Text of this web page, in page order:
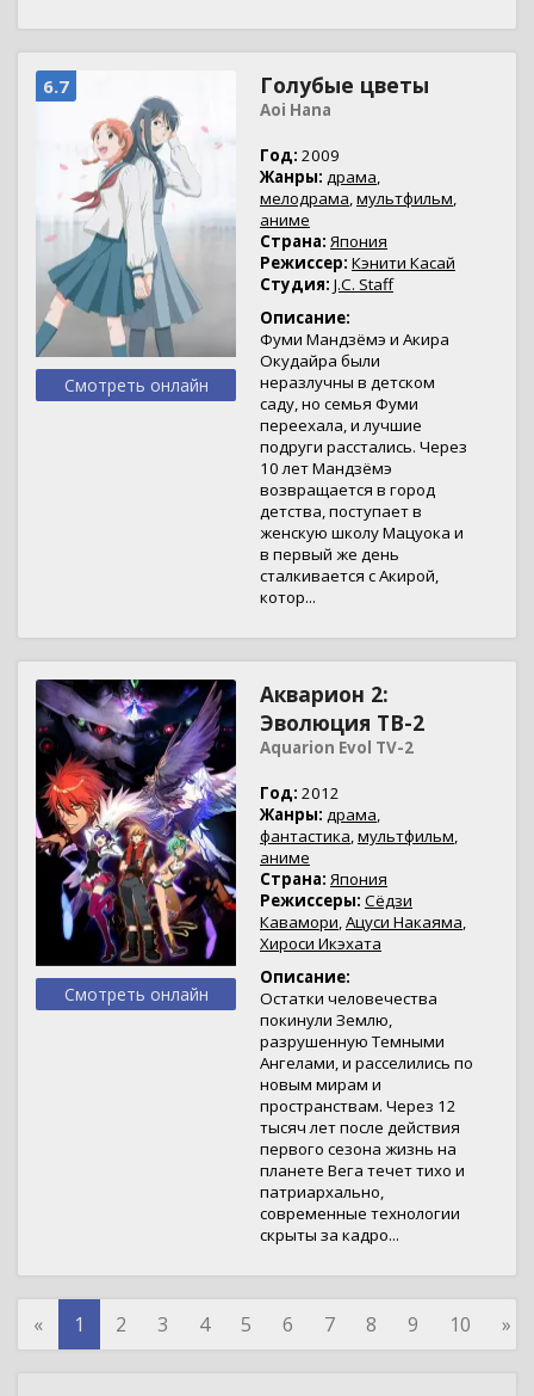
6.7
Смотреть онлайн
Голубые цветы
Aoi Hana
Год: 2009
Жанры: драма,
мелодрама,мультфильм,
аниме
Страна: Япония
Режиссер: Кэнити Касай
Студия: J.C. Staff
Описание:
Фуми Мандзёмэ и Акира
Окудайра были
неразлучны в детском
саду, но семья Фуми
переехала, и лучшие
подруги расстались. Через
10 лет Мандзёмэ
возвращается в город
детства, поступает в
женскую школу Мацуока и
в первый же день
сталкивается с Акирой,
котор...
Смотреть онлайн
Акварион 2:
Эволюция ТВ-2
Aquarion Evol TV-2
Год: 2012
Жанры: драма,
фантастика,мультфильм,
аниме
Страна: Япония
Режиссеры: Сёдзи
Кавамори,Ацуси Накаяма,
Хироси Икэхата
Описание:
Остатки человечества
покинули Землю,
разрушенную Темными
Ангелами, и расселились по
новым мирам и
пространствам. Через 12
тысяч лет после действия
первого сезона жизнь на
планете Вега течет тихо и
патриархально,
современные технологии
скрыты за кадро...
« 1 2 3 4 5 6 7 8 9 10 »